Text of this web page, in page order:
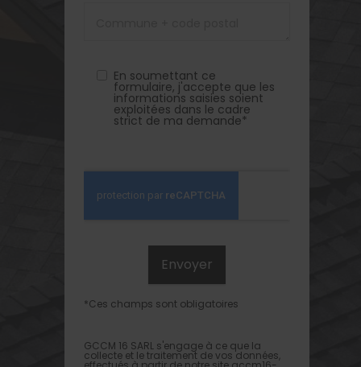
En soumettant ce
formulaire, j'accepte que les
informations saisies soient
exploitées dans le cadre
strict de ma demande*
*Ces champs sont obligatoires
GCCM 16 SARL s'engage à ce que la
collecte et le traitement de vos données,